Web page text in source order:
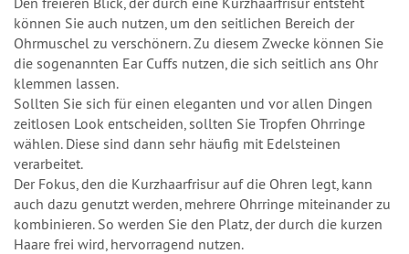
können Sie auch nutzen, um den seitlichen Bereich der
Ohrmuschel zu verschönern. Zu diesem Zwecke können Sie
die sogenannten Ear Cuffs nutzen, die sich seitlich ans Ohr
klemmen lassen.
Sollten Sie sich für einen eleganten und vor allen Dingen
zeitlosen Look entscheiden, sollten Sie Tropfen Ohrringe
wählen. Diese sind dann sehr häufig mit Edelsteinen
verarbeitet.
Der Fokus, den die Kurzhaarfrisur auf die Ohren legt, kann
auch dazu genutzt werden, mehrere Ohrringe miteinander zu
kombinieren. So werden Sie den Platz, der durch die kurzen
Haare frei wird, hervorragend nutzen.